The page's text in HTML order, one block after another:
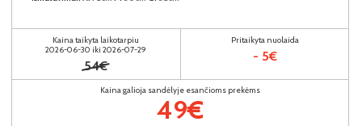
Kaina taikyta laikotarpiu
2026-06-30 iki 2026-07-29
54€
Pritaikyta nuolaida
- 5€
Kaina galioja sandėlyje esančioms prekėms
49€